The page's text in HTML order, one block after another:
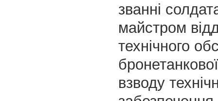
званні
майстром
технічного
взводу